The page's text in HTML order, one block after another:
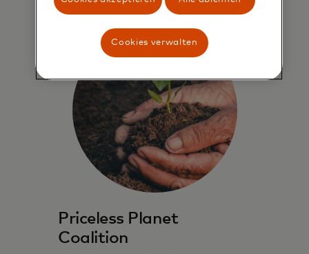
Priceless Planet
Coalition
Cookies verwalten